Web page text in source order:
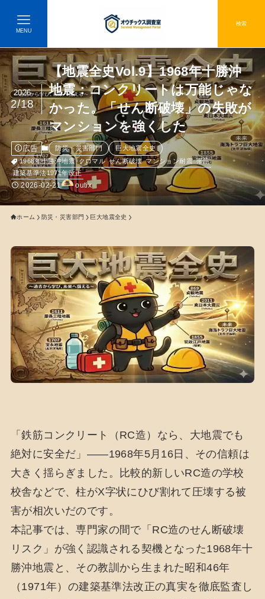
検索
MENU
【地震全史Vol.9】1968年十勝沖
地震：コンクリートは万能じゃな
かった。「せん断破壊」の失敗が
マンションを強くした
2026
2/18
広告 防災・災害部門
巨大地震全史
1968年十勝沖地震 クロマル せん断破壊 マンション耐震 帯筋
建築基準法1971年改正
2026-02-21 outix
ホーム 防災・災害部門 巨大地震全史
「鉄筋コンクリート（RC造）なら、大地震でも
絶対に安全だ」——1968年5月16日、その信頼は
大きく揺らぎました。比較的新しいRC造の学校
校舎などで、柱がX字状にひび割れて圧壊する被
害が相次いだのです。
本記事では、専門家の間で「RC造のせん断破壊
リスク」が強く認識される契機となった1968年十
勝沖地震と、その教訓から生まれた昭和46年
（1971年）の建築基準法改正の真実を徹底監査し